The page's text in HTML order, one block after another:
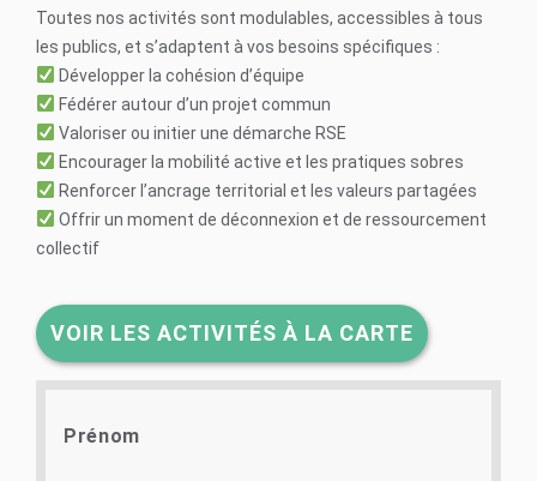
Toutes nos activités sont modulables, accessibles à tous
les publics, et s’adaptent à vos besoins spécifiques :
Développer la cohésion d’équipe
Fédérer autour d’un projet commun
Valoriser ou initier une démarche RSE
Encourager la mobilité active et les pratiques sobres
Renforcer l’ancrage territorial et les valeurs partagées
Offrir un moment de déconnexion et de ressourcement
collectif
VOIR LES ACTIVITÉS À LA CARTE
Prénom